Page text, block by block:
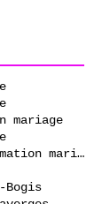
mariage
Château de Ripaille animation mariage
Bogis